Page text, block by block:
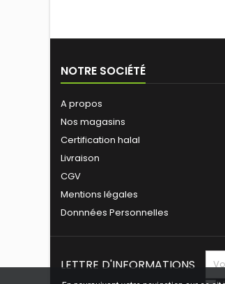
NOTRE SOCIÉTÉ
A propos
Nos magasins
Certification halal
Livraison
CGV
Mentions légales
Donnnées Personnelles
LETTRE D'INFORMATIONS